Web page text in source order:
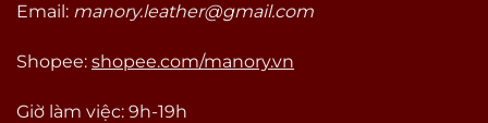
Email: manory.leather@gmail.com
Shopee: shopee.com/manory.vn
Giờ làm việc: 9h-19h